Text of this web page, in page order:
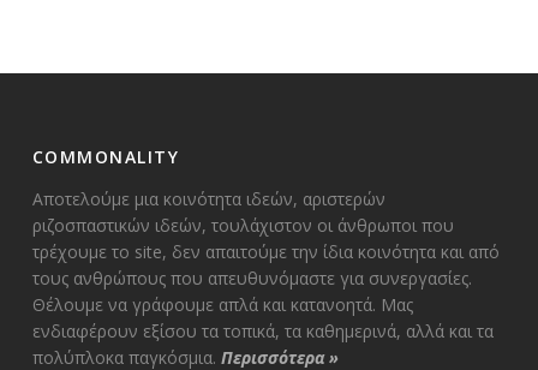
COMMONALITY
Αποτελούμε μια κοινότητα ιδεών, αριστερών
ριζοσπαστικών ιδεών, τουλάχιστον οι άνθρωποι που
τρέχουμε το site, δεν απαιτούμε την ίδια κοινότητα και από
τους ανθρώπους που απευθυνόμαστε για συνεργασίες.
Θέλουμε να γράφουμε απλά και κατανοητά. Μας
ενδιαφέρουν εξίσου τα τοπικά, τα καθημερινά, αλλά και τα
πολύπλοκα παγκόσμια. Περισσότερα»